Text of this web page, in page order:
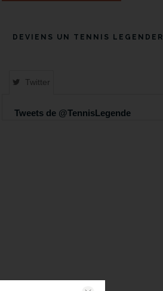
DEVIENS UN TENNIS LEGENDER
Twitter
Tweets de @TennisLegende